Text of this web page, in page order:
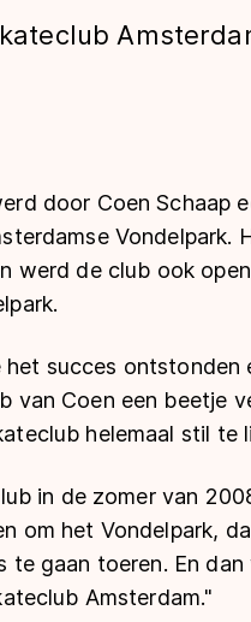
door Coen Schaap
Vondelpark.
werd de club ook
succes ontstonden
van Coen een beetje
helemaal stil te
in de zomer van
om het Vondelpark,
te gaan toeren. En
Amsterdam."